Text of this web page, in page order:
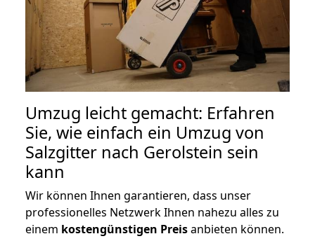
Umzug leicht gemacht: Erfahren
Sie, wie einfach ein Umzug von
Salzgitter nach Gerolstein sein
kann
Wir können Ihnen garantieren, dass unser
professionelles Netzwerk Ihnen nahezu alles zu
einem kostengünstigen Preisanbieten können.